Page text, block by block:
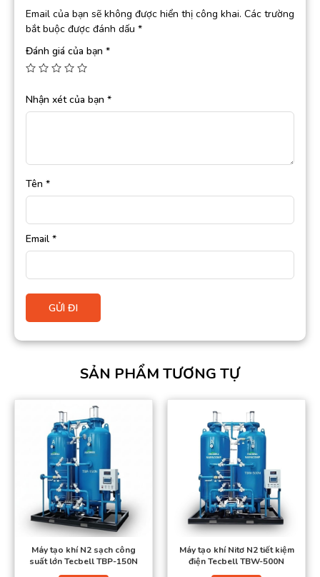
Email của bạn sẽ không được hiển thị công khai. Các trường
bắt buộc được đánh dấu *
Đánh giá của bạn *
Nhận xét của bạn *
Tên *
Email *
SẢN PHẨM TƯƠNG TỰ
Máy tạo khí N2 sạch công
suất lớn Tecbell TBP-150N
Máy tạo khí Nitơ N2 tiết kiệm
điện Tecbell TBW-500N